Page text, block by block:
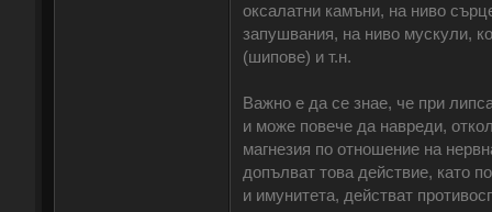
оксалатни камъни, на ниво
запушвания, на ниво мускули,
(шипове) и т.н.
Важно е да се знае, че при
и може повече да навреди,
магнезия по отношение на
допълват това действие, като
и имунитета, действат